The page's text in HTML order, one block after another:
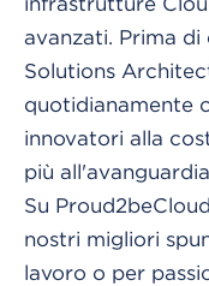
avanzati. Prima di
Solutions
quotidianamente
innovatori alla
più
Su
nostri migliori
lavoro o per